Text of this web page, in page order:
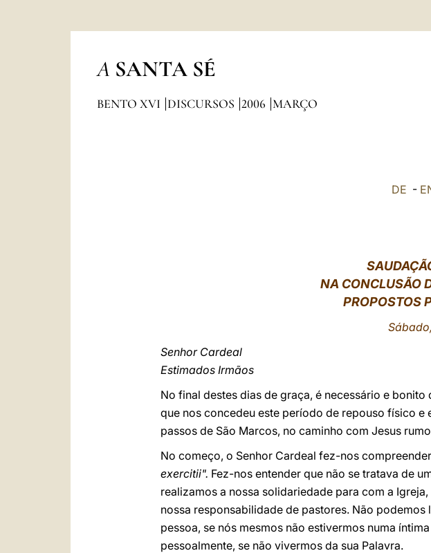
A SANTA SÉ
BENTO XVI DISCURSOS 2006 MARÇO
DE -
NA CONCLUSÃO
PROPOSTOS
Senhor Cardeal
Estimados Irmãos
No final destes dias de graça, é necessário e
que nos concedeu este período de repouso físico
passos de São Marcos, no caminho com Jesus
No começo, o Senhor Cardeal fez-nos
exercitii". Fez-nos entender que não se tratava de
realizamos a nossa solidariedade para com a
nossa responsabilidade de pastores. Não
pessoa, se nós mesmos não estivermos numa
pessoalmente, se não vivermos da sua Palavra.